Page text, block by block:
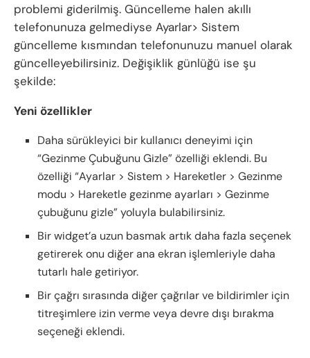
problemi giderilmiş. Güncelleme halen akıllı
telefonunuza gelmediyse Ayarlar> Sistem
güncelleme kısmından telefonunuzu manuel olarak
güncelleyebilirsiniz. Değişiklik günlüğü ise şu
şekilde:
Yeni özellikler
Daha sürükleyici bir kullanıcı deneyimi için
“Gezinme Çubuğunu Gizle” özelliği eklendi. Bu
özelliği “Ayarlar > Sistem > Hareketler > Gezinme
modu > Hareketle gezinme ayarları > Gezinme
çubuğunu gizle” yoluyla bulabilirsiniz.
Bir widget’a uzun basmak artık daha fazla seçenek
getirerek onu diğer ana ekran işlemleriyle daha
tutarlı hale getiriyor.
Bir çağrı sırasında diğer çağrılar ve bildirimler için
titreşimlere izin verme veya devre dışı bırakma
seçeneği eklendi.